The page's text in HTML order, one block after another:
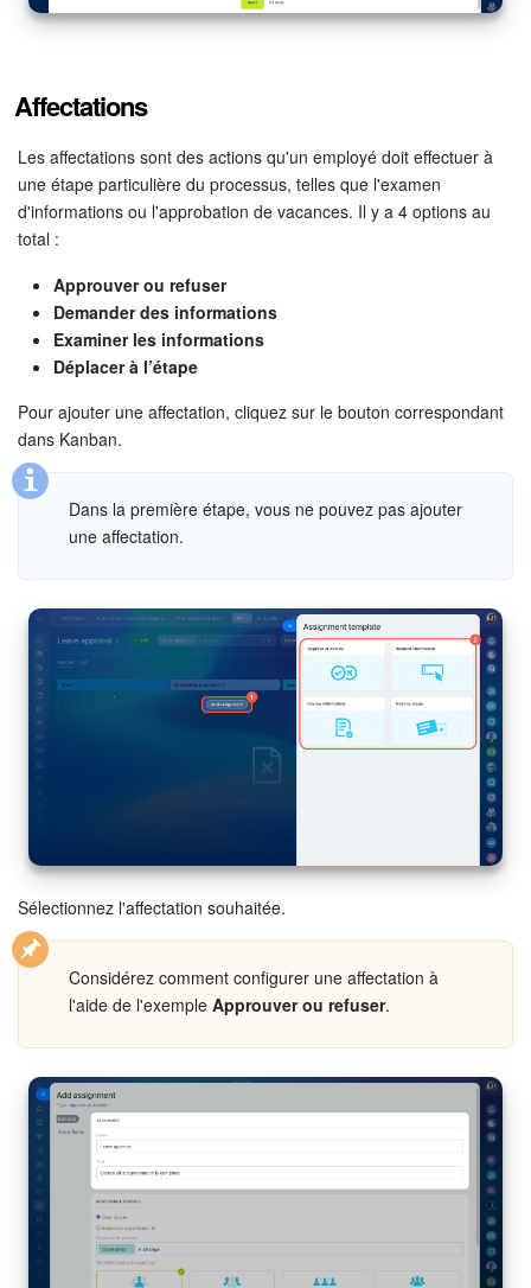
Paramètres
Questions générales
On-Premise de Bitrix24
COMPTE GRATUIT
CONNEXION
Affectations
Les affectations sont des actions qu'un employé doit effectuer à
une étape particulière du processus, telles que l'examen
d'informations ou l'approbation de vacances. Il y a 4 options au
total :
Approuver ou refuser
Demander des informations
Examiner les informations
Déplacer à l’étape
Pour ajouter une affectation, cliquez sur le bouton correspondant
dans Kanban.
Dans la première étape, vous ne pouvez pas ajouter
une affectation.
Sélectionnez l'affectation souhaitée.
Considérez comment configurer une affectation à
l'aide de l'exemple Approuver ou refuser.